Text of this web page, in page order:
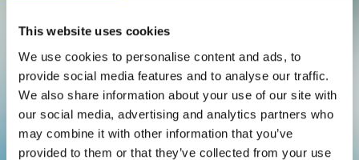
This website uses cookies
We use cookies to personalise content and ads, to
provide social media features and to analyse our traffic.
We also share information about your use of our site with
our social media, advertising and analytics partners who
may combine it with other information that you’ve
provided to them or that they’ve collected from your use